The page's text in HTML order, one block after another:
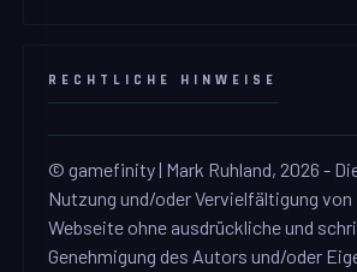
RECHTLICHE HINWEISE
© gamefinity | Mark Ruhland, 2026 -
Nutzung und/oder Vervielfältigung
Webseite ohne ausdrückliche und
Genehmigung des Autors und/oder